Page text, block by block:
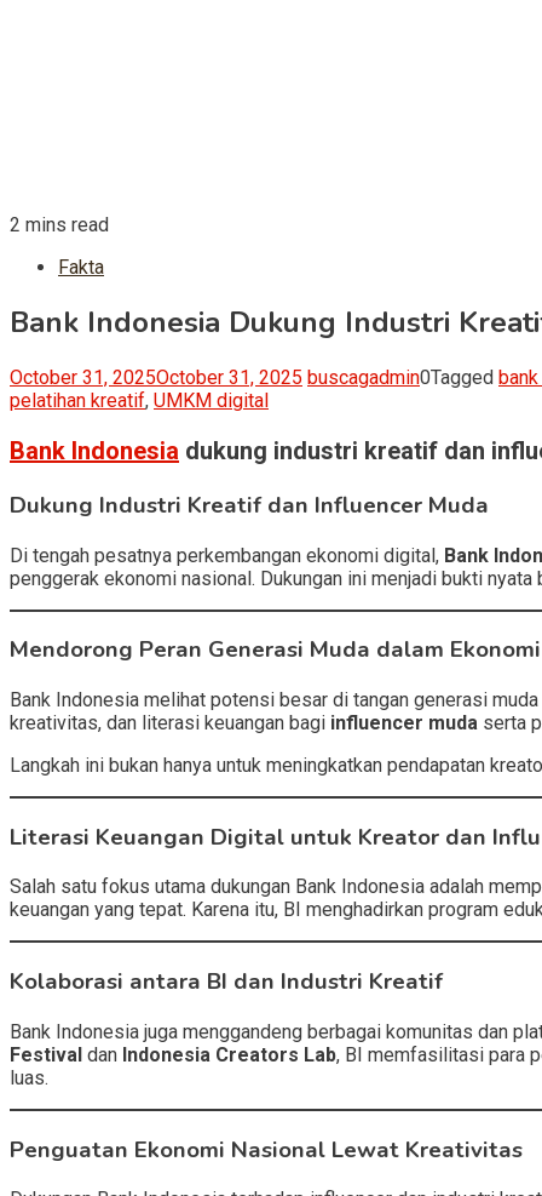
2 mins read
Fakta
Bank Indonesia Dukung Industri
October 31, 2025October 31, 2025 buscagadmin0Tagged
pelatihan kreatif, UMKM digital
Bank Indonesia dukung industri kreatif dan
Dukung Industri Kreatif dan Influencer Muda
Di tengah pesatnya perkembangan ekonomi digital, Bank
penggerak ekonomi nasional. Dukungan ini menjadi bukti
Mendorong Peran Generasi Muda dalam
Bank Indonesia melihat potensi besar di tangan generasi
kreativitas, dan literasi keuangan bagi influencer muda serta
Langkah ini bukan hanya untuk meningkatkan pendapatan
Literasi Keuangan Digital untuk Kreator dan
Salah satu fokus utama dukungan Bank Indonesia adalah
keuangan yang tepat. Karena itu, BI menghadirkan program
Kolaborasi antara BI dan Industri Kreatif
Bank Indonesia juga menggandeng berbagai komunitas dan
Festival dan Indonesia Creators Lab, BI memfasilitasi para
luas.
Penguatan Ekonomi Nasional Lewat Kreativitas